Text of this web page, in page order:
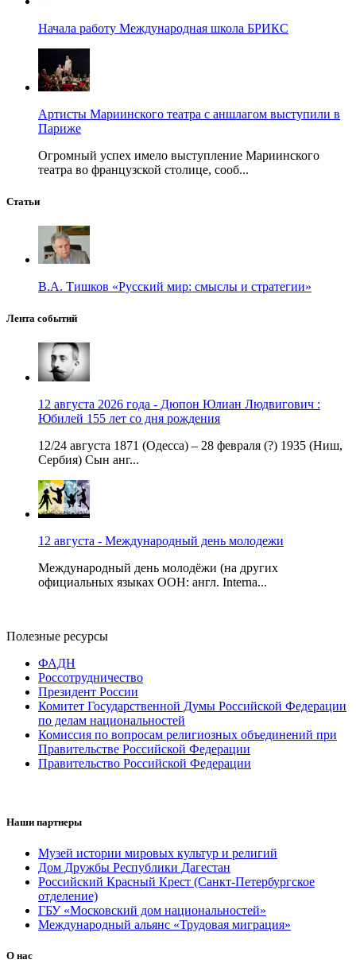
Начала работу Международная школа БРИКС
Артисты Мариинского театра с аншлагом выступили в
Париже
Огромный успех имело выступление Мариинского
театра во французской столице, сооб...
Статьи
В.А. Тишков «Русский мир: смыслы и стратегии»
Лента событий
12 августа 2026 года - Дюпон Юлиан Людвигович :
Юбилей 155 лет со дня рождения
12/24 августа 1871 (Одесса) – 28 февраля (?) 1935 (Ниш,
Сербия) Сын анг...
12 августа - Международный день молодежи
Международный день молодёжи (на других
официальных языках ООН: англ. Interna...
Полезные ресурсы
ФАДН
Россотрудничество
Президент России
Комитет Государственной Думы Российской Федерации
по делам национальностей
Комиссия по вопросам религиозных объединений при
Правительстве Российской Федерации
Правительство Российской Федерации
Наши партнеры
Музей истории мировых культур и религий
Дом Дружбы Республики Дагестан
Российский Красный Крест (Санкт-Петербургское
отделение)
ГБУ «Московский дом национальностей»
Международный альянс «Трудовая миграция»
О нас